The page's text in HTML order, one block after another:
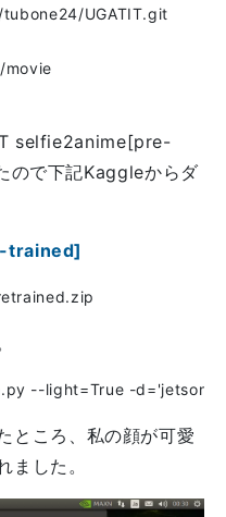
selfie2anime[pre-
ので下記Kaggleからダ
trained]
ところ、私の顔が可愛
ました。